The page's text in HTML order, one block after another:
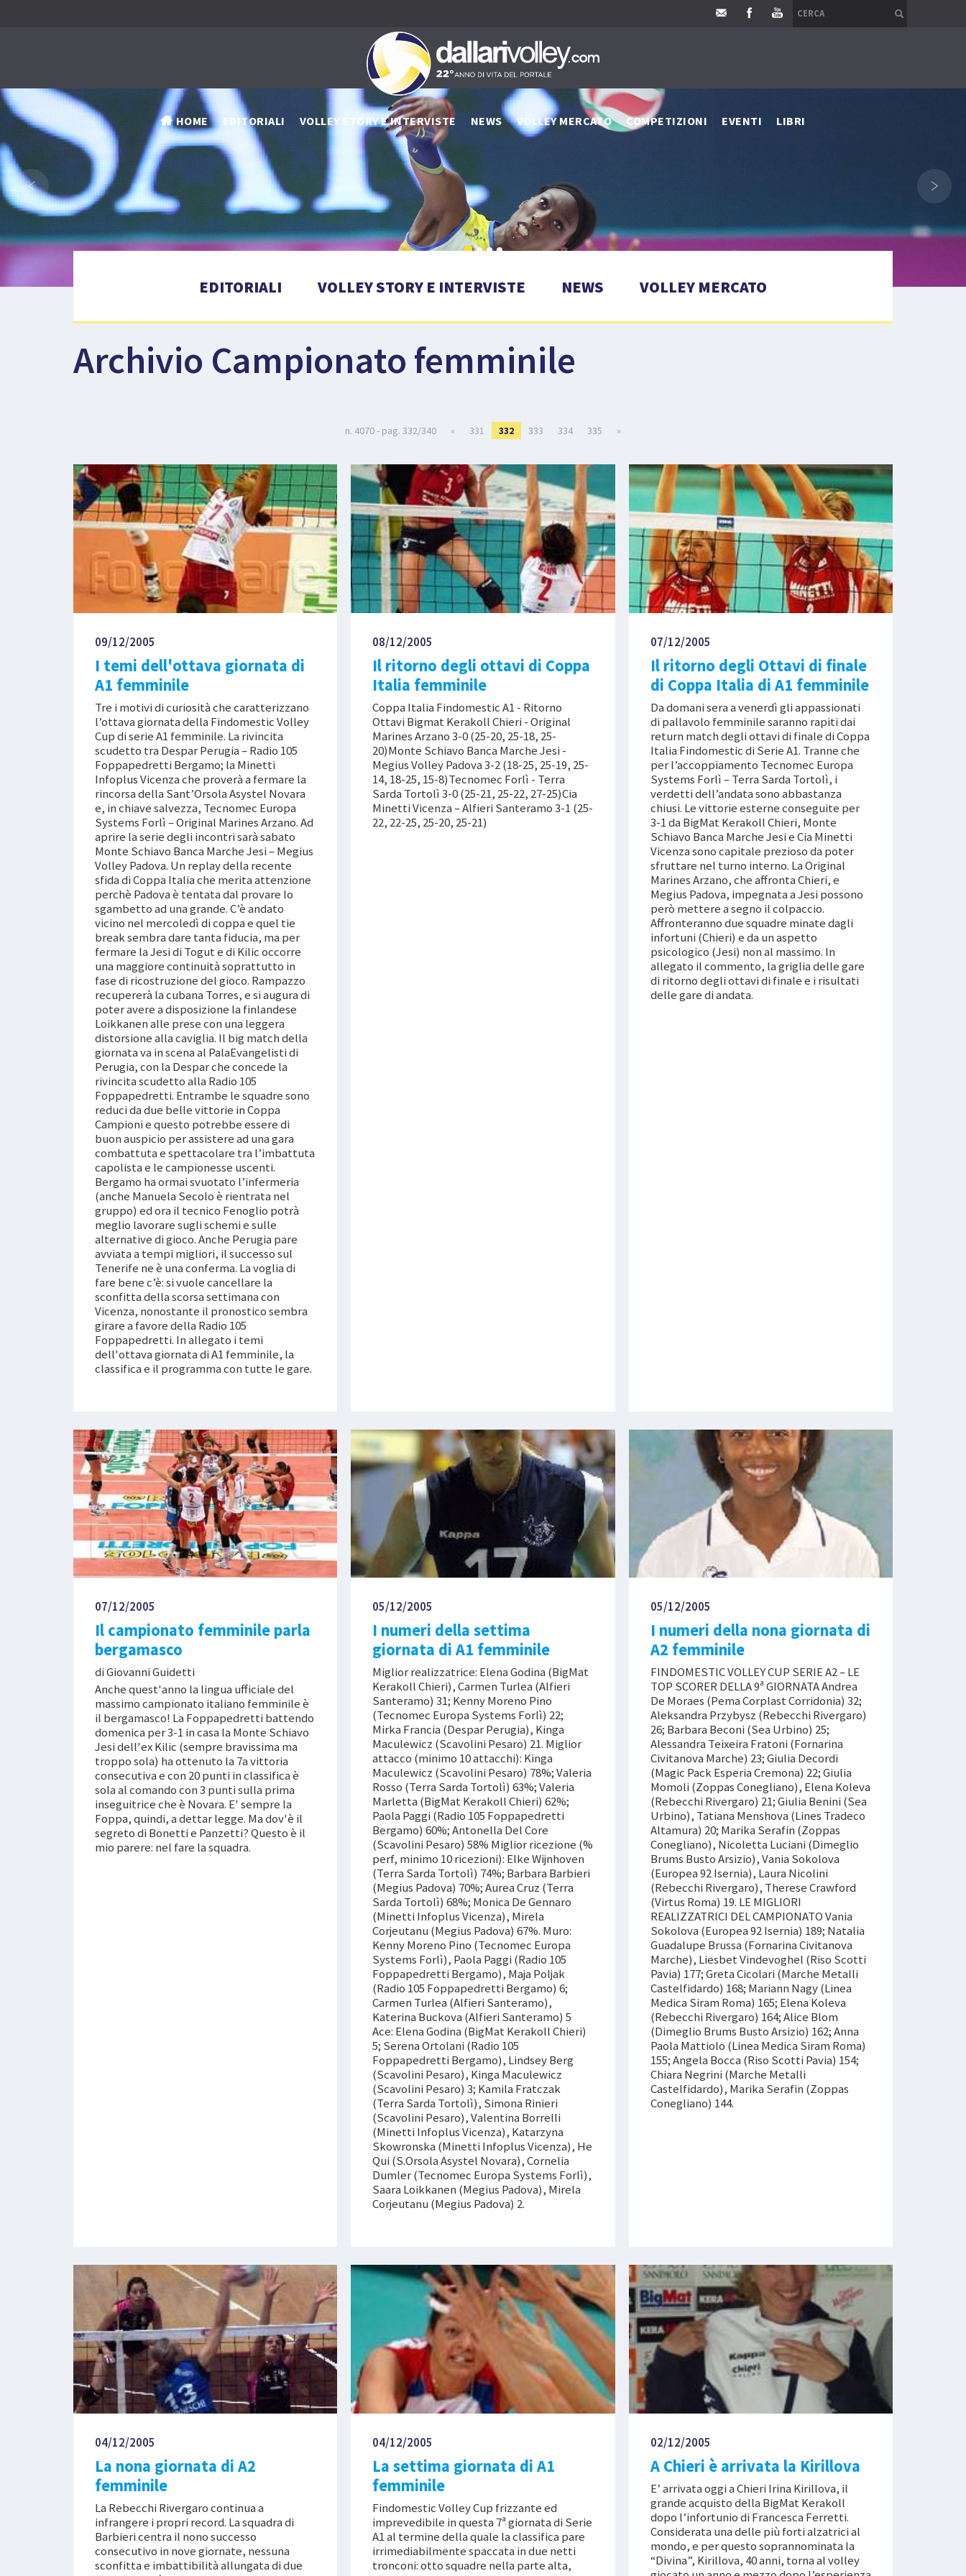
HOME EDITORIALI VOLLEY STORY E INTERVISTE NEWS VOLLEY MERCATO COMPETIZIONI EVENTI LIBRI
‹ ›
EDITORIALI VOLLEY STORY E INTERVISTE NEWS VOLLEY MERCATO
Archivio Campionato femminile
n. 4070 - pag. 332/340 « 331 332 333 334 335 »
09/12/2005
I temi dell'ottava giornata di
A1 femminile
Tre i motivi di curiosità che caratterizzano
l’ottava giornata della Findomestic Volley
Cup di serie A1 femminile. La rivincita
scudetto tra Despar Perugia – Radio 105
Foppapedretti Bergamo; la Minetti
Infoplus Vicenza che proverà a fermare la
rincorsa della Sant’Orsola Asystel Novara
e, in chiave salvezza, Tecnomec Europa
Systems Forlì – Original Marines Arzano. Ad
aprire la serie degli incontri sarà sabato
Monte Schiavo Banca Marche Jesi – Megius
Volley Padova. Un replay della recente
sfida di Coppa Italia che merita attenzione
perchè Padova è tentata dal provare lo
sgambetto ad una grande. C’è andato
vicino nel mercoledì di coppa e quel tie
break sembra dare tanta fiducia, ma per
fermare la Jesi di Togut e di Kilic occorre
una maggiore continuità soprattutto in
fase di ricostruzione del gioco. Rampazzo
recupererà la cubana Torres, e si augura di
poter avere a disposizione la finlandese
Loikkanen alle prese con una leggera
distorsione alla caviglia. Il big match della
giornata va in scena al PalaEvangelisti di
Perugia, con la Despar che concede la
rivincita scudetto alla Radio 105
Foppapedretti. Entrambe le squadre sono
reduci da due belle vittorie in Coppa
Campioni e questo potrebbe essere di
buon auspicio per assistere ad una gara
combattuta e spettacolare tra l’imbattuta
capolista e le campionesse uscenti.
Bergamo ha ormai svuotato l’infermeria
(anche Manuela Secolo è rientrata nel
gruppo) ed ora il tecnico Fenoglio potrà
meglio lavorare sugli schemi e sulle
alternative di gioco. Anche Perugia pare
avviata a tempi migliori, il successo sul
Tenerife ne è una conferma. La voglia di
fare bene c’è: si vuole cancellare la
sconfitta della scorsa settimana con
Vicenza, nonostante il pronostico sembra
girare a favore della Radio 105
Foppapedretti. In allegato i temi
dell'ottava giornata di A1 femminile, la
classifica e il programma con tutte le gare.
08/12/2005
Il ritorno degli ottavi di Coppa
Italia femminile
Coppa Italia Findomestic A1 - Ritorno
Ottavi Bigmat Kerakoll Chieri - Original
Marines Arzano 3-0 (25-20, 25-18, 25-
20)Monte Schiavo Banca Marche Jesi -
Megius Volley Padova 3-2 (18-25, 25-19, 25-
14, 18-25, 15-8)Tecnomec Forlì - Terra
Sarda Tortolì 3-0 (25-21, 25-22, 27-25)Cia
Minetti Vicenza – Alfieri Santeramo 3-1 (25-
22, 22-25, 25-20, 25-21)
07/12/2005
Il ritorno degli Ottavi di finale
di Coppa Italia di A1 femminile
Da domani sera a venerdì gli appassionati
di pallavolo femminile saranno rapiti dai
return match degli ottavi di finale di Coppa
Italia Findomestic di Serie A1. Tranne che
per l’accoppiamento Tecnomec Europa
Systems Forlì – Terra Sarda Tortolì, i
verdetti dell’andata sono abbastanza
chiusi. Le vittorie esterne conseguite per
3-1 da BigMat Kerakoll Chieri, Monte
Schiavo Banca Marche Jesi e Cia Minetti
Vicenza sono capitale prezioso da poter
sfruttare nel turno interno. La Original
Marines Arzano, che affronta Chieri, e
Megius Padova, impegnata a Jesi possono
però mettere a segno il colpaccio.
Affronteranno due squadre minate dagli
infortuni (Chieri) e da un aspetto
psicologico (Jesi) non al massimo. In
allegato il commento, la griglia delle gare
di ritorno degli ottavi di finale e i risultati
delle gare di andata.
07/12/2005
Il campionato femminile parla
bergamasco
di Giovanni Guidetti
Anche quest'anno la lingua ufficiale del
massimo campionato italiano femminile è
il bergamasco! La Foppapedretti battendo
domenica per 3-1 in casa la Monte Schiavo
Jesi dell'ex Kilic (sempre bravissima ma
troppo sola) ha ottenuto la 7a vittoria
consecutiva e con 20 punti in classifica è
sola al comando con 3 punti sulla prima
inseguitrice che è Novara. E' sempre la
Foppa, quindi, a dettar legge. Ma dov'è il
segreto di Bonetti e Panzetti? Questo è il
mio parere: nel fare la squadra.
05/12/2005
I numeri della settima
giornata di A1 femminile
Miglior realizzatrice: Elena Godina (BigMat
Kerakoll Chieri), Carmen Turlea (Alfieri
Santeramo) 31; Kenny Moreno Pino
(Tecnomec Europa Systems Forlì) 22;
Mirka Francia (Despar Perugia), Kinga
Maculewicz (Scavolini Pesaro) 21. Miglior
attacco (minimo 10 attacchi): Kinga
Maculewicz (Scavolini Pesaro) 78%; Valeria
Rosso (Terra Sarda Tortolì) 63%; Valeria
Marletta (BigMat Kerakoll Chieri) 62%;
Paola Paggi (Radio 105 Foppapedretti
Bergamo) 60%; Antonella Del Core
(Scavolini Pesaro) 58% Miglior ricezione (%
perf, minimo 10 ricezioni): Elke Wijnhoven
(Terra Sarda Tortolì) 74%; Barbara Barbieri
(Megius Padova) 70%; Aurea Cruz (Terra
Sarda Tortolì) 68%; Monica De Gennaro
(Minetti Infoplus Vicenza), Mirela
Corjeutanu (Megius Padova) 67%. Muro:
Kenny Moreno Pino (Tecnomec Europa
Systems Forlì), Paola Paggi (Radio 105
Foppapedretti Bergamo), Maja Poljak
(Radio 105 Foppapedretti Bergamo) 6;
Carmen Turlea (Alfieri Santeramo),
Katerina Buckova (Alfieri Santeramo) 5
Ace: Elena Godina (BigMat Kerakoll Chieri)
5; Serena Ortolani (Radio 105
Foppapedretti Bergamo), Lindsey Berg
(Scavolini Pesaro), Kinga Maculewicz
(Scavolini Pesaro) 3; Kamila Fratczak
(Terra Sarda Tortolì), Simona Rinieri
(Scavolini Pesaro), Valentina Borrelli
(Minetti Infoplus Vicenza), Katarzyna
Skowronska (Minetti Infoplus Vicenza), He
Qui (S.Orsola Asystel Novara), Cornelia
Dumler (Tecnomec Europa Systems Forlì),
Saara Loikkanen (Megius Padova), Mirela
Corjeutanu (Megius Padova) 2.
05/12/2005
I numeri della nona giornata di
A2 femminile
FINDOMESTIC VOLLEY CUP SERIE A2 – LE
TOP SCORER DELLA 9ª GIORNATA Andrea
De Moraes (Pema Corplast Corridonia) 32;
Aleksandra Przybysz (Rebecchi Rivergaro)
26; Barbara Beconi (Sea Urbino) 25;
Alessandra Teixeira Fratoni (Fornarina
Civitanova Marche) 23; Giulia Decordi
(Magic Pack Esperia Cremona) 22; Giulia
Momoli (Zoppas Conegliano), Elena Koleva
(Rebecchi Rivergaro) 21; Giulia Benini (Sea
Urbino), Tatiana Menshova (Lines Tradeco
Altamura) 20; Marika Serafin (Zoppas
Conegliano), Nicoletta Luciani (Dimeglio
Brums Busto Arsizio), Vania Sokolova
(Europea 92 Isernia), Laura Nicolini
(Rebecchi Rivergaro), Therese Crawford
(Virtus Roma) 19. LE MIGLIORI
REALIZZATRICI DEL CAMPIONATO Vania
Sokolova (Europea 92 Isernia) 189; Natalia
Guadalupe Brussa (Fornarina Civitanova
Marche), Liesbet Vindevoghel (Riso Scotti
Pavia) 177; Greta Cicolari (Marche Metalli
Castelfidardo) 168; Mariann Nagy (Linea
Medica Siram Roma) 165; Elena Koleva
(Rebecchi Rivergaro) 164; Alice Blom
(Dimeglio Brums Busto Arsizio) 162; Anna
Paola Mattiolo (Linea Medica Siram Roma)
155; Angela Bocca (Riso Scotti Pavia) 154;
Chiara Negrini (Marche Metalli
Castelfidardo), Marika Serafin (Zoppas
Conegliano) 144.
04/12/2005
La nona giornata di A2
femminile
La Rebecchi Rivergaro continua a
infrangere i propri record. La squadra di
Barbieri centra il nono successo
consecutivo in nove giornate, nessuna
sconfitta e imbattibilità allungata di due
04/12/2005
La settima giornata di A1
femminile
Findomestic Volley Cup frizzante ed
imprevedibile in questa 7ª giornata di Serie
A1 al termine della quale la classifica pare
irrimediabilmente spaccata in due netti
tronconi: otto squadre nella parte alta,
02/12/2005
A Chieri è arrivata la Kirillova
E’ arrivata oggi a Chieri Irina Kirillova, il
grande acquisto della BigMat Kerakoll
dopo l’infortunio di Francesca Ferretti.
Considerata una delle più forti alzatrici al
mondo, e per questo soprannominata la
“Divina”, Kirillova, 40 anni, torna al volley